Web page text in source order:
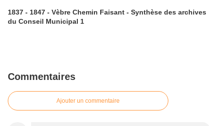
1837 - 1847 - Vèbre Chemin Faisant - Synthèse des archives
du Conseil Municipal 1
Commentaires
Ajouter un commentaire